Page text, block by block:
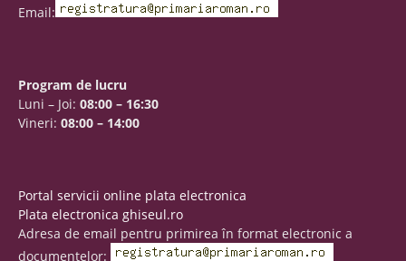
Email:
Program de lucru
Luni – Joi: 08:00 – 16:30
Vineri: 08:00 – 14:00
Portal servicii online plata electronica
Plata electronica ghiseul.ro
Adresa de email pentru primirea în format electronic a
documentelor: